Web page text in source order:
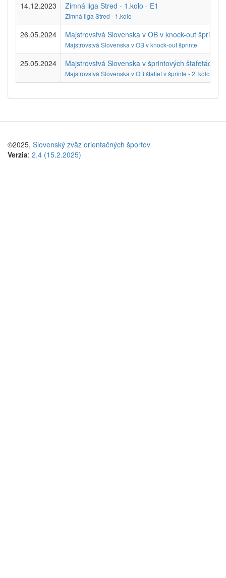
14.12.2023 Zimná liga Stred - 1.kolo - E1
Zimná liga Stred - 1.kolo
26.05.2024 Majstrovstvá Slovenska v OB v knock-out šprinte
Majstrovstvá Slovenska v OB v knock-out šprinte
25.05.2024 Majstrovstvá Slovenska v šprintových štafetách -
Majstrovstvá Slovenska v OB štafiet v šprinte - 2. kolo SRŠ
©2025, Slovenský zväz orientačných športov
Verzia: 2.4 (15.2.2025)